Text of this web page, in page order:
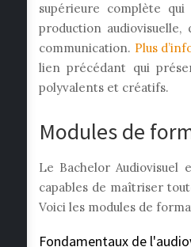
supérieure complète
production
communication. Plus
lien précédant qui
polyvalents et créatifs.
Modules de
Le Bachelor
capables de maîtriser
Voici les modules de
Fondamentaux de